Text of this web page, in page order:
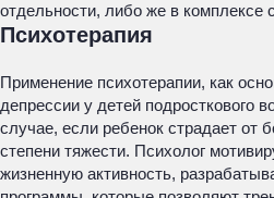
отдельности, либо же в комплексе
Психотерапия
Применение психотерапии, как
депрессии у детей подросткового
случае, если ребенок страдает от
степени тяжести. Психолог
жизненную активность,